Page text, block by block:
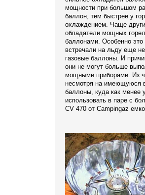
мощности при большом
баллон, тем быстрее у
охлаждением. Чаще
обладатели мощных
баллонами. Особенно
встречали на льду еще
газовые баллоны. И
они не могут больше
мощными приборами. Из
несмотря на имеющуюся
баллоны, куда как менее
использовать в паре с
CV 470 от Campingaz